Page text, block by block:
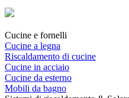
Cucine e fornelli
Cucine a legna
Riscaldamento di cucine
Cucine in acciaio
Cucine da esterno
Mobili da bagno